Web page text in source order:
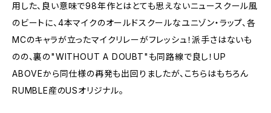
用した、良い意味で98年作とはとても思えないニュースクール風
のビートに、4本マイクのオールドスクールなユニゾン・ラップ、各
MCのキャラが立ったマイクリレーがフレッシュ！派手さはないも
のの、裏の"WITHOUT A DOUBT"も同路線で良し！UP
ABOVEから同仕様の再発も出回りましたが、こちらはもちろん
RUMBLE産のUSオリジナル。